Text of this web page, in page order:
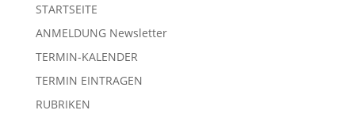
STARTSEITE
ANMELDUNG Newsletter
TERMIN-KALENDER
TERMIN EINTRAGEN
RUBRIKEN